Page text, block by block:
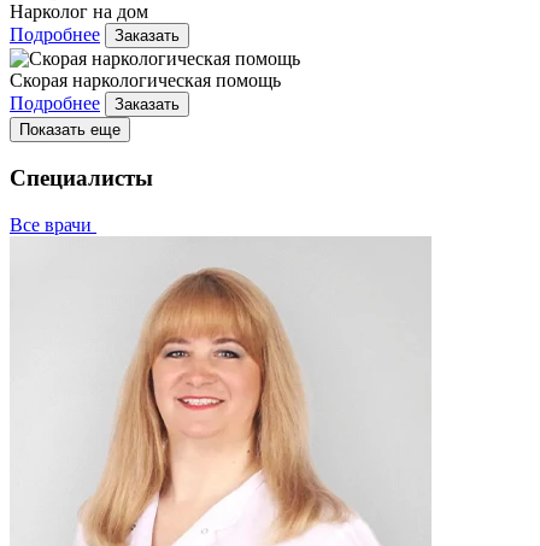
Нарколог на дом
Подробнее
Заказать
Скорая наркологическая помощь
Подробнее
Заказать
Показать еще
Специалисты
Все врачи